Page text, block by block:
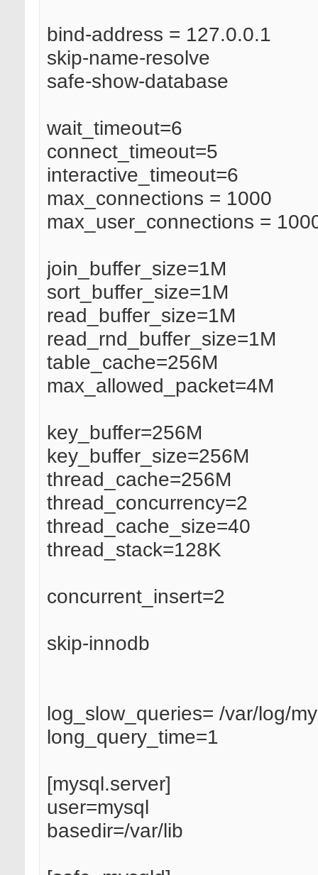
bind-address = 127.0.0.1
skip-name-resolve
safe-show-database
wait_timeout=6
connect_timeout=5
interactive_timeout=6
max_connections = 1000
max_user_connections =
join_buffer_size=1M
sort_buffer_size=1M
read_buffer_size=1M
read_rnd_buffer_size=1M
table_cache=256M
max_allowed_packet=4M
key_buffer=256M
key_buffer_size=256M
thread_cache=256M
thread_concurrency=2
thread_cache_size=40
thread_stack=128K
concurrent_insert=2
skip-innodb
log_slow_queries= /var/log/
long_query_time=1
[mysql.server]
user=mysql
basedir=/var/lib